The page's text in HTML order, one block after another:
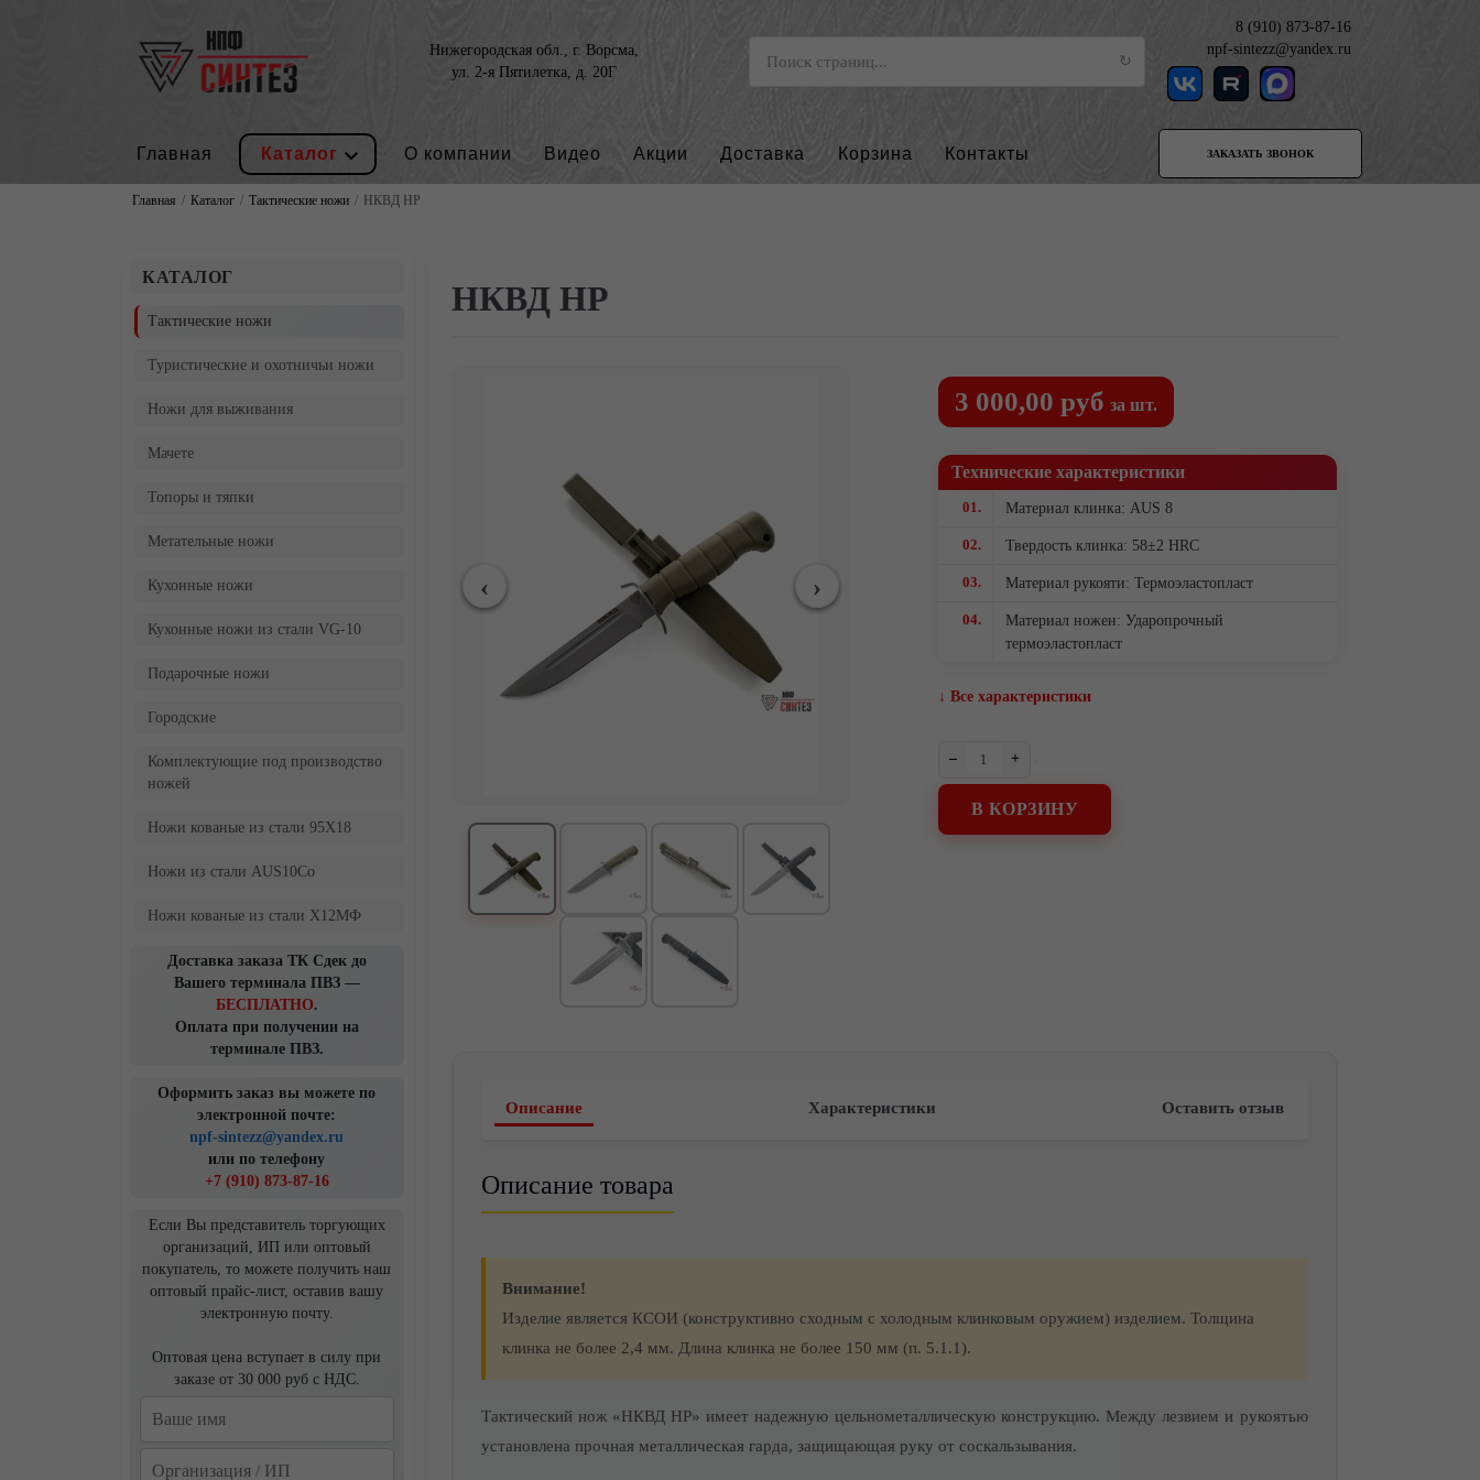
Нижегородская обл., г. Ворсма,
ул. 2-я Пятилетка, д. 20Г
8 (910) 873-87-16
npf-sintezz@yandex.ru
Главная Каталог О компании Видео Акции Доставка Корзина Контакты ЗАКАЗАТЬ ЗВОНОК
Главная Каталог Тактические ножи НКВД НР
КАТАЛОГ
Тактические ножи
Туристические и охотничьи ножи
Ножи для выживания
Мачете
Топоры и тяпки
Метательные ножи
Кухонные ножи
Кухонные ножи из стали VG-10
Подарочные ножи
Городские
Комплектующие под производство
ножей
Ножи кованые из стали 95Х18
Ножи из стали AUS10Co
Ножи кованые из стали Х12МФ
Доставка заказа ТК Сдек до
Вашего терминала ПВЗ —
БЕСПЛАТНО.
Оплата при получении на
терминале ПВЗ.
Оформить заказ вы можете по
электронной почте:
npf-sintezz@yandex.ru
или по телефону
+7 (910) 873-87-16
Если Вы представитель торгующих
организаций, ИП или оптовый
покупатель, то можете получить наш
оптовый прайс-лист, оставив вашу
электронную почту.
Оптовая цена вступает в силу при
заказе от 30 000 руб с НДС.
НКВД НР
3 000,00 руб за шт.
Технические характеристики
01. Материал клинка: AUS 8
02. Твердость клинка: 58±2 HRC
03. Материал рукояти: Термоэластопласт
04.
Материал ножен: Ударопрочный
термоэластопласт
↓ Все характеристики
– +
В КОРЗИНУ
Описание Характеристики Оставить отзыв
Описание товара
Внимание!
Изделие является КСОИ (конструктивно сходным с холодным клинковым оружием) изделием. Толщина
клинка не более 2,4 мм. Длина клинка не более 150 мм (п. 5.1.1).
Тактический нож «НКВД НР» имеет надежную цельнометаллическую конструкцию. Между лезвием и рукоятью
установлена прочная металлическая гарда, защищающая руку от соскальзывания.